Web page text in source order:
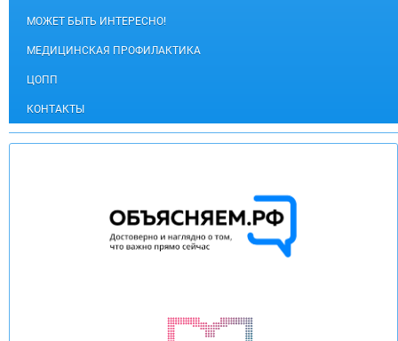
МОЖЕТ БЫТЬ ИНТЕРЕСНО!
МЕДИЦИНСКАЯ ПРОФИЛАКТИКА
ЦОПП
КОНТАКТЫ